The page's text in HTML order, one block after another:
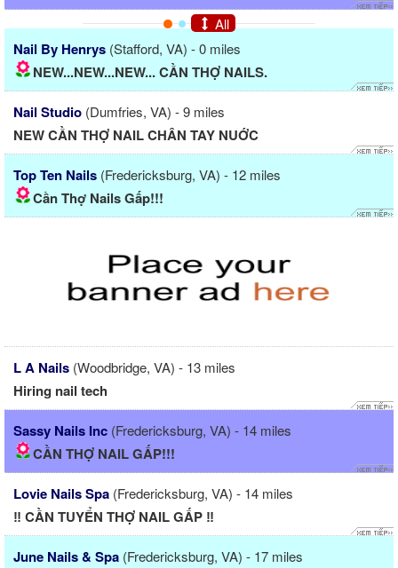
All
Nail By Henrys (Stafford, VA) - 0 miles
NEW...NEW...NEW... CẦN THỢ NAILS.
Nail Studio (Dumfries, VA) - 9 miles
NEW CẦN THỢ NAIL CHÂN TAY NUỚC
Top Ten Nails (Fredericksburg, VA) - 12 miles
Cần Thợ Nails Gấp!!!
L A Nails (Woodbridge, VA) - 13 miles
Hiring nail tech
Sassy Nails Inc (Fredericksburg, VA) - 14 miles
CẦN THỢ NAIL GẤP!!!
Lovie Nails Spa (Fredericksburg, VA) - 14 miles
‼️ CẦN TUYỂN THỢ NAIL GẤP ‼️
June Nails & Spa (Fredericksburg, VA) - 17 miles